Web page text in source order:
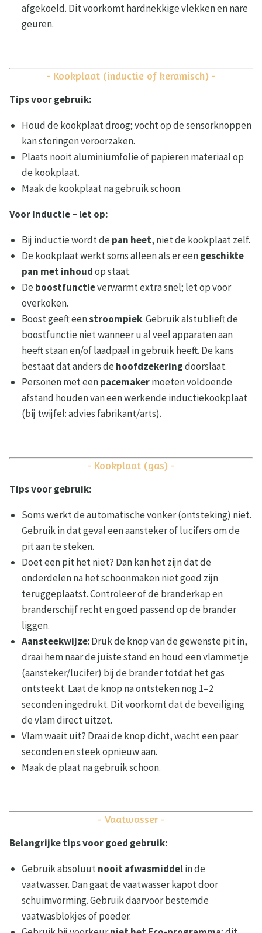
afgekoeld. Dit voorkomt hardnekkige vlekken en nare
geuren.
- Kookplaat (inductie of keramisch) -
Tips voor gebruik:
Houd de kookplaat droog; vocht op de sensorknoppen
kan storingen veroorzaken.
Plaats nooit aluminiumfolie of papieren materiaal op
de kookplaat.
Maak de kookplaat na gebruik schoon.
Voor Inductie – let op:
Bij inductie wordt de pan heet, niet de kookplaat zelf.
De kookplaat werkt soms alleen als er eengeschikte
pan met inhoudop staat.
De boostfunctieverwarmt extra snel; let op voor
overkoken.
Boost geeft eenstroompiek. Gebruik alstublieft de
boostfunctie niet wanneer u al veel apparaten aan
heeft staan en/of laadpaal in gebruik heeft. De kans
bestaat dat anders de hoofdzekeringdoorslaat.
Personen met eenpacemakermoeten voldoende
afstand houden van een werkende inductiekookplaat
(bij twijfel: advies fabrikant/arts).
- Kookplaat (gas) -
Tips voor gebruik:
Soms werkt de automatische vonker (ontsteking) niet.
Gebruik in dat geval een aansteker of lucifers om de
pit aan te steken.
Doet een pit het niet? Dan kan het zijn dat de
onderdelen na het schoonmaken niet goed zijn
teruggeplaatst. Controleer of de branderkap en
branderschijf recht en goed passend op de brander
liggen.
Aansteekwijze: Druk de knop van de gewenste pit in,
draai hem naar de juiste stand en houd een vlammetje
(aansteker/lucifer) bij de brander totdat het gas
ontsteekt. Laat de knop na ontsteken nog 1–2
seconden ingedrukt. Dit voorkomt dat de beveiliging
de vlam direct uitzet.
Vlam waait uit? Draai de knop dicht, wacht een paar
seconden en steek opnieuw aan.
Maak de plaat na gebruik schoon.
- Vaatwasser -
Belangrijke tips voor goed gebruik:
Gebruik absoluutnooit afwasmiddelin de
vaatwasser. Dan gaat de vaatwasser kapot door
schuimvorming. Gebruik daarvoor bestemde
vaatwasblokjes of poeder.